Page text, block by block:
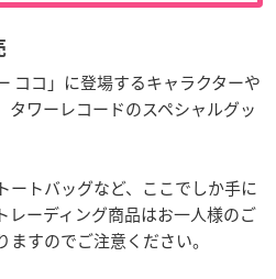
ココ」に登場するキャラクターや
タワーレコードのスペシャルグッ
ートバッグなど、ここでしか手に
レーディング商品はお一人様のご
すのでご注意ください。